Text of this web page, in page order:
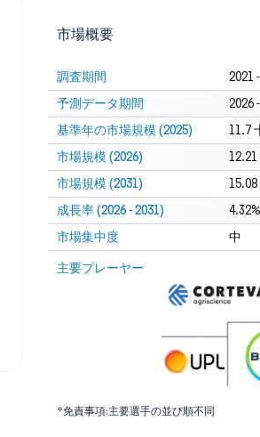
市場概要
調査期間 2021
予測データ期間 2026
基準年の市場規模 (2025) 11.7
市場規模 (2026)
市場規模 (2031)
成長率 (2026 - 2031)
市場集中度 中
主要プレーヤー
*免責事項:主要選手の並び順不同
画像 © Mordor Intelligence。再利用にはCC
CC BY 4.0の表示が必要です。